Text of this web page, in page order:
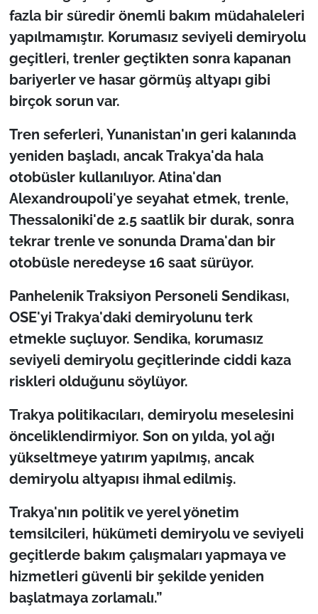
fazla bir süredir önemli bakım müdahaleleri
yapılmamıştır. Korumasız seviyeli demiryolu
geçitleri, trenler geçtikten sonra kapanan
bariyerler ve hasar görmüş altyapı gibi
birçok sorun var.
Tren seferleri, Yunanistan'ın geri kalanında
yeniden başladı, ancak Trakya'da hala
otobüsler kullanılıyor. Atina'dan
Alexandroupoli'ye seyahat etmek, trenle,
Thessaloniki'de 2.5 saatlik bir durak, sonra
tekrar trenle ve sonunda Drama'dan bir
otobüsle neredeyse 16 saat sürüyor.
Panhelenik Traksiyon Personeli Sendikası,
OSE'yi Trakya'daki demiryolunu terk
etmekle suçluyor. Sendika, korumasız
seviyeli demiryolu geçitlerinde ciddi kaza
riskleri olduğunu söylüyor.
Trakya politikacıları, demiryolu meselesini
önceliklendirmiyor. Son on yılda, yol ağı
yükseltmeye yatırım yapılmış, ancak
demiryolu altyapısı ihmal edilmiş.
Trakya'nın politik ve yerel yönetim
temsilcileri, hükümeti demiryolu ve seviyeli
geçitlerde bakım çalışmaları yapmaya ve
hizmetleri güvenli bir şekilde yeniden
başlatmaya zorlamalı.”